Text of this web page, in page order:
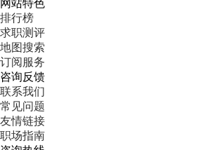
网站特色
排行榜
求职测评
地图搜索
订阅服务
咨询反馈
联系我们
常见问题
友情链接
职场指南